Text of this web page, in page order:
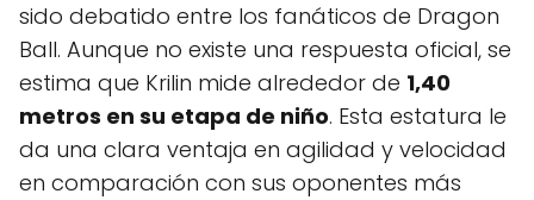
sido debatido entre los fanáticos de Dragon
Ball. Aunque no existe una respuesta oficial, se
estima que Krilin mide alrededor de 1,40
metros en su etapa de niño. Esta estatura le
da una clara ventaja en agilidad y velocidad
en comparación con sus oponentes más